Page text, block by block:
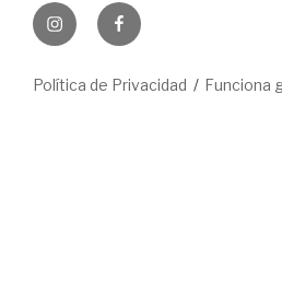
InstagramFacebook
Política de Privacidad Funciona